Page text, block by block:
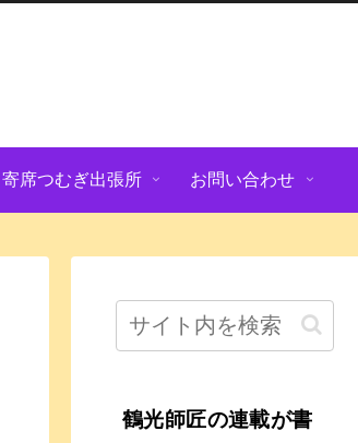
寄席つむぎ出張所 お問い合わせ
鶴光師匠の連載が書